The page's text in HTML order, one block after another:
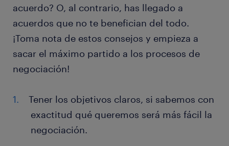
acuerdo? O, al contrario, has llegado a
acuerdos que no te benefician del todo.
¡Toma nota de estos consejos y empieza a
sacar el máximo partido a los procesos de
negociación!
Tener los objetivos claros, si sabemos con
exactitud qué queremos será más fácil la
negociación.